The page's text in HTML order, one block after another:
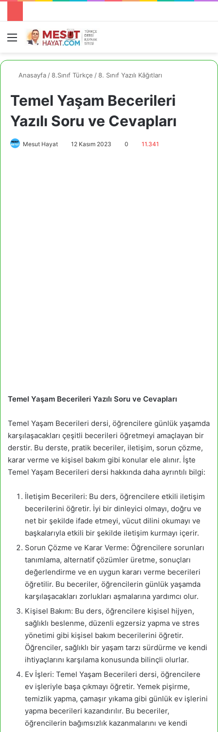
Menü
Anasayfa /8.Sınıf Türkçe /8. Sınıf Yazılı Kâğıtları
Temel Yaşam Becerileri
Yazılı Soru ve Cevapları
Mesut Hayat 12 Kasım 2023 0 11.341
Temel Yaşam Becerileri Yazılı Soru ve Cevapları
Temel Yaşam Becerileri dersi, öğrencilere günlük yaşamda
karşılaşacakları çeşitli becerileri öğretmeyi amaçlayan bir
derstir. Bu derste, pratik beceriler, iletişim, sorun çözme,
karar verme ve kişisel bakım gibi konular ele alınır. İşte
Temel Yaşam Becerileri dersi hakkında daha ayrıntılı bilgi:
İletişim Becerileri: Bu ders, öğrencilere etkili iletişim
becerilerini öğretir. İyi bir dinleyici olmayı, doğru ve
net bir şekilde ifade etmeyi, vücut dilini okumayı ve
başkalarıyla etkili bir şekilde iletişim kurmayı içerir.
Sorun Çözme ve Karar Verme: Öğrencilere sorunları
tanımlama, alternatif çözümler üretme, sonuçları
değerlendirme ve en uygun kararı verme becerileri
öğretilir. Bu beceriler, öğrencilerin günlük yaşamda
karşılaşacakları zorlukları aşmalarına yardımcı olur.
Kişisel Bakım: Bu ders, öğrencilere kişisel hijyen,
sağlıklı beslenme, düzenli egzersiz yapma ve stres
yönetimi gibi kişisel bakım becerilerini öğretir.
Öğrenciler, sağlıklı bir yaşam tarzı sürdürme ve kendi
ihtiyaçlarını karşılama konusunda bilinçli olurlar.
Ev İşleri: Temel Yaşam Becerileri dersi, öğrencilere
ev işleriyle başa çıkmayı öğretir. Yemek pişirme,
temizlik yapma, çamaşır yıkama gibi günlük ev işlerini
yapma becerileri kazandırılır. Bu beceriler,
öğrencilerin bağımsızlık kazanmalarını ve kendi